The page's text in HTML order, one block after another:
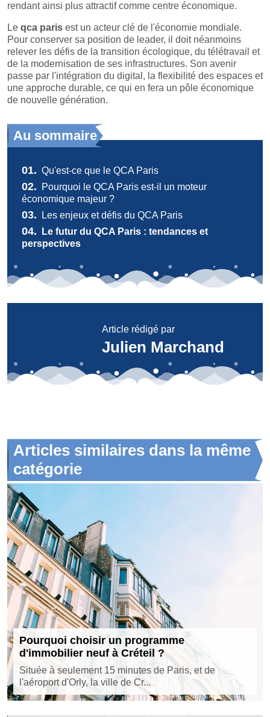
rendant ainsi plus attractif comme centre économique.
Le qca paris est un acteur clé de l'économie mondiale.
Pour conserver sa position de leader, il doit néanmoins
relever les défis de la transition écologique, du télétravail et
de la modernisation de ses infrastructures. Son avenir
passe par l'intégration du digital, la flexibilité des espaces et
une approche durable, ce qui en fera un pôle économique
de nouvelle génération.
Au sommaire
01. Qu'est-ce que le QCA Paris
02.
Pourquoi le QCA Paris est-il un moteur
économique majeur ?
03. Les enjeux et défis du QCA Paris
04.
Le futur du QCA Paris : tendances et
perspectives
Article rédigé par
Julien Marchand
Articles similaires dans la même
catégorie
Pourquoi choisir un programme
d'immobilier neuf à Créteil ?
Située à seulement 15 minutes de Paris, et de
l'aéroport d'Orly, la ville de Cr...